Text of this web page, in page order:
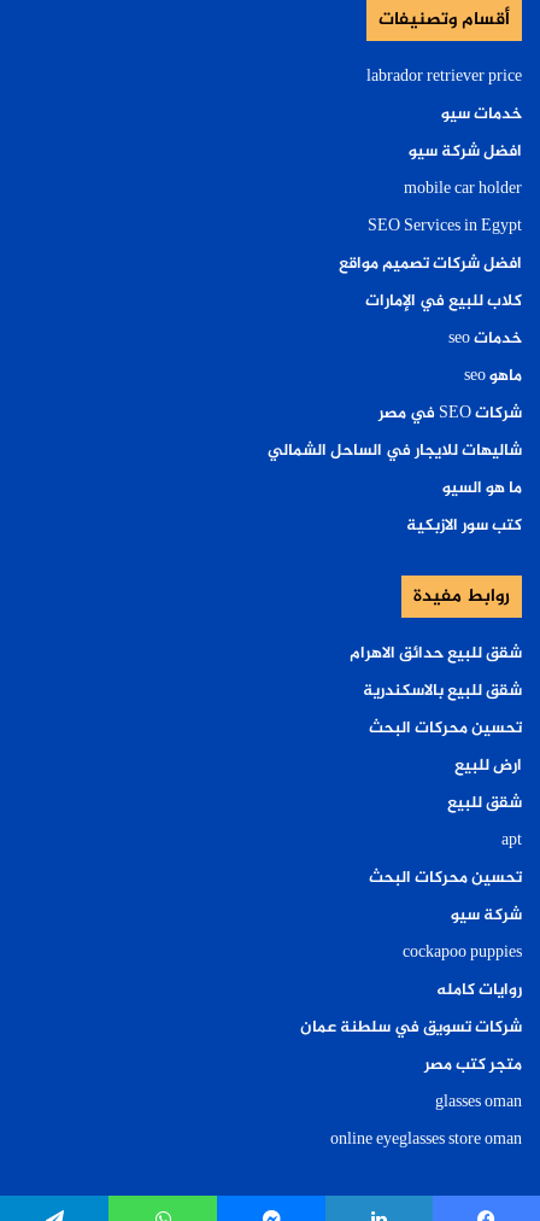
أقسام وتصنيفات
labrador retriever price
خدمات سيو
افضل شركة سيو
mobile car holder
SEO Services in Egypt
افضل شركات تصميم مواقع
كلاب للبيع في الإمارات
خدمات seo
ماهو seo
شركات SEO في مصر
شاليهات للايجار في الساحل الشمالي
ما هو السيو
كتب سور الازبكية
روابط مفيدة
شقق للبيع حدائق الاهرام
شقق للبيع بالاسكندرية
تحسين محركات البحث
ارض للبيع
شقق للبيع
apt
تحسين محركات البحث
شركة سيو
cockapoo puppies
روايات كامله
شركات تسويق في سلطنة عمان
متجر كتب مصر
glasses oman
online eyeglasses store oman